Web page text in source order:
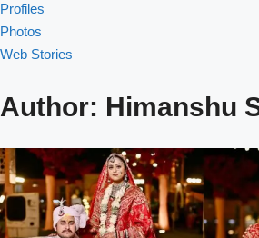
Profiles
Photos
Web Stories
Author: Himanshu